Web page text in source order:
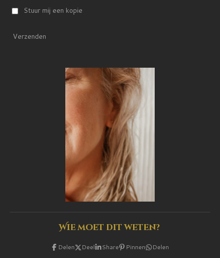
Stuur mij een kopie
Verzenden
Wie moet dit weten?
Delen Deel Share Pinnen Delen